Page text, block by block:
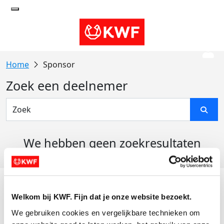
Welkom bij KWF. Fijn dat je onze website bezoekt.
We gebruiken cookies en vergelijkbare technieken om
Sponsor
Zoek een deelnemer
We hebben geen zoekresultaten
Actiematerialen
Evenementen